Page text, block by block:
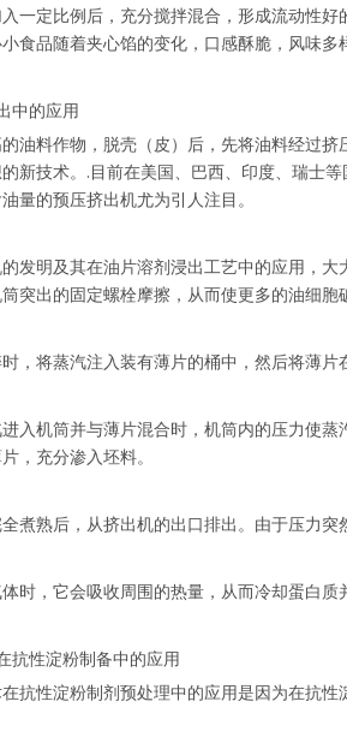
一定比例后，充分搅拌混合，形成流动性
食品随着夹心馅的变化，口感酥脆，风味
中的应用
油料作物，脱壳（皮）后，先将油料经过
新技术。.目前在美国、巴西、印度、瑞士
量的预压挤出机尤为引人注目。
发明及其在油片溶剂浸出工艺中的应用，
突出的固定螺栓摩擦，从而使更多的油细胞
，将蒸汽注入装有薄片的桶中，然后将薄
入机筒并与薄片混合时，机筒内的压力使
，充分渗入坯料。
煮熟后，从挤出机的出口排出。由于压力突
时，它会吸收周围的热量，从而冷却蛋白质
抗性淀粉制备中的应用
抗性淀粉制剂预处理中的应用是因为在抗